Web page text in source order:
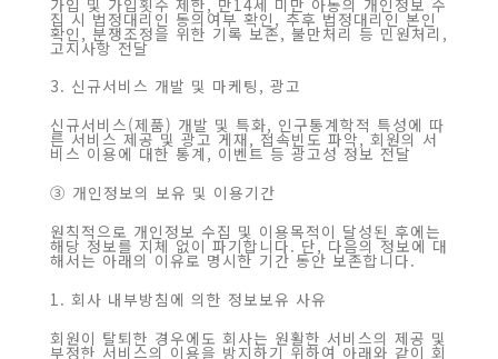
집 시 법정대리인 동의여부 확인, 추후 법정대리인 본인
확인, 분쟁조정을 위한 기록 보존, 불만처리 등 민원처리,
고지사항 전달
3. 신규서비스 개발 및 마케팅, 광고
신규서비스(제품) 개발 및 특화, 인구통계학적 특성에 따
른 서비스 제공 및 광고 게재, 접속빈도 파악, 회원의 서
비스 이용에 대한 통계, 이벤트 등 광고성 정보 전달
③ 개인정보의 보유 및 이용기간
원칙적으로 개인정보 수집 및 이용목적이 달성된 후에는
해당 정보를 지체 없이 파기합니다. 단, 다음의 정보에 대
해서는 아래의 이유로 명시한 기간 동안 보존합니다.
1. 회사 내부방침에 의한 정보보유 사유
회원이 탈퇴한 경우에도 회사는 원활한 서비스의 제공 및
부정한 서비스의 이용을 방지하기 위하여 아래와 같이 회